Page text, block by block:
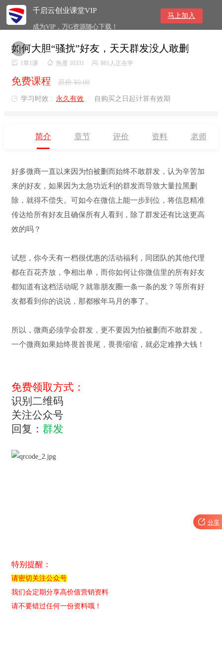
千启云创业课堂VIP
成为VIP，万G资源随心下载！
马上加入

如何大胆“骚扰”好友，天天群发没人敢删
 1章1课  热度 10331  861人正在学
免费课程 原价 ¥0.00
 学习时效 : 永久有效 自购买之日起计算有效期
简介 章节 评价 资料 老师
好多微商一直以来因为怕被删而始终不敢群发，认为辛苦加
来的好友，如果因为太急功近利的群发而导致大量拉黑删
除，就得不偿失。可如今在微信上能一步到位，将信息精准
传达给所有好友且确保所有人看到，除了群发还有比这更高
效的吗？
试想，你今天有一档很优惠的活动福利，同团队的其他代理
都在百花齐放，争相出单，而你如何让你微信里的所有好友
都知道有这档活动呢？就靠朋友圈一条一条的发？等所有好
友都看到你的说说，那都猴年马月的事了。
所以，微商必须学会群发，更不要因为怕被删而不敢群发，
一个微商如果始终畏首畏尾，畏畏缩缩，就必定难挣大钱！
免费领取方式：
识别二维码
关注公众号
回复： 群发
特别提醒：
请密切关注公众号
我们会定期分享高价值营销资料
请不要错过任何一份资料哦！
 分享